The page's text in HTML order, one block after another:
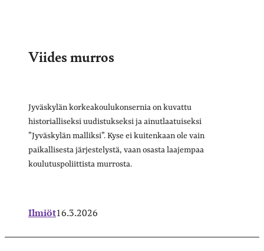
Viides murros
Jyväskylän korkeakoulukonsernia on kuvattu
historialliseksi uudistukseksi ja ainutlaatuiseksi
”Jyväskylän malliksi”. Kyse ei kuitenkaan ole vain
paikallisesta järjestelystä, vaan osasta laajempaa
koulutuspoliittista murrosta.
Ilmiöt16.3.2026